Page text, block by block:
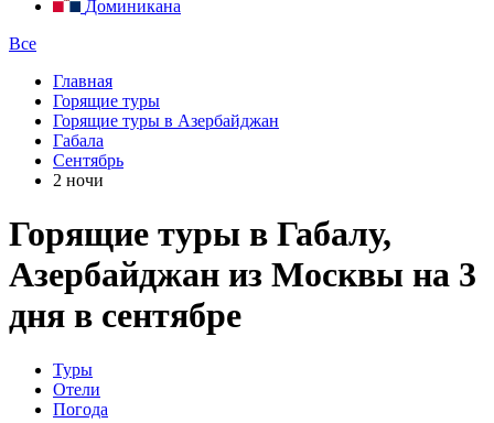
Доминикана
Все
Главная
Горящие туры
Горящие туры в Азербайджан
Габала
Сентябрь
2 ночи
Горящие туры в Габалу,
Азербайджан из Москвы на 3
дня в сентябре
Туры
Отели
Погода